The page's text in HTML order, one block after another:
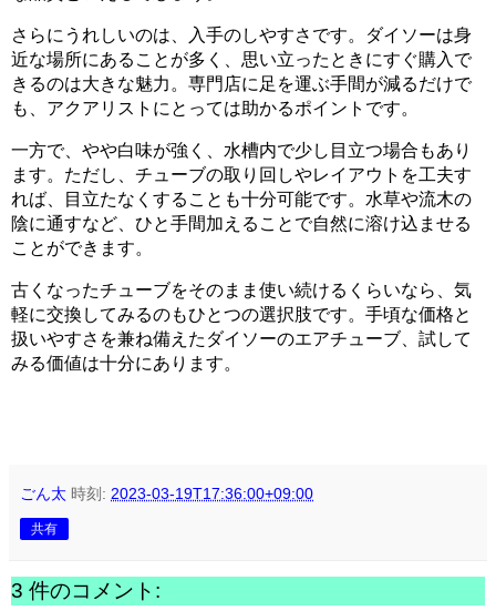
さらにうれしいのは、入手のしやすさです。ダイソーは身
近な場所にあることが多く、思い立ったときにすぐ購入で
きるのは大きな魅力。専門店に足を運ぶ手間が減るだけで
も、アクアリストにとっては助かるポイントです。
一方で、やや白味が強く、水槽内で少し目立つ場合もあり
ます。ただし、チューブの取り回しやレイアウトを工夫す
れば、目立たなくすることも十分可能です。水草や流木の
陰に通すなど、ひと手間加えることで自然に溶け込ませる
ことができます。
古くなったチューブをそのまま使い続けるくらいなら、気
軽に交換してみるのもひとつの選択肢です。手頃な価格と
扱いやすさを兼ね備えたダイソーのエアチューブ、試して
みる価値は十分にあります。
ごん太 時刻: 2023-03-19T17:36:00+09:00
共有
3 件のコメント: